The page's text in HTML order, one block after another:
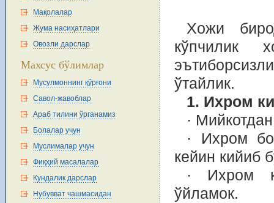
Мақолалар
Жума насиҳатлари
Овозли дарслар
Махсус бўлимлар
Мусулмоннинг қўрғони
Савол-жавоблар
Араб тилини ўрганамиз
Болалар учун
Муслималар учун
Фиқҳий масалалар
Кундалик дарслар
Нубувват чашмасидан
Хожи
кўпчилик
ўтайлик.
1. Ихром
·
· Ихром
кейин кийиб
· Ихром
ўйламок.